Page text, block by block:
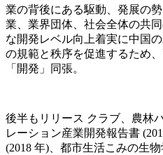
業の背後にある駆動、発展の
業、業界団体、社会全体の共
な開発レベル向上着実に中国
の規範と秩序を促進するため
「開発」同張。
後半もリリース クラブ、農林
レーション産業開発報告書
(2018 年)、都市生活こみの生